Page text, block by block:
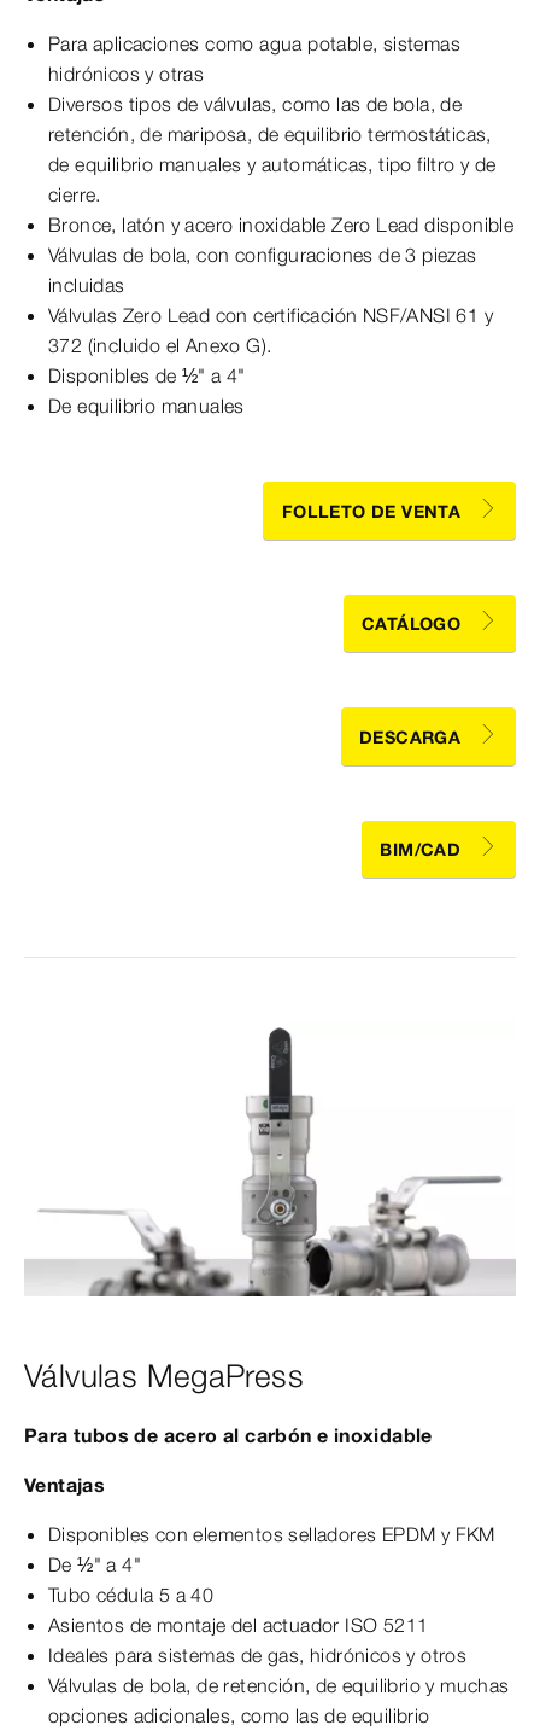
Para aplicaciones como agua potable, sistemas
hidrónicos y otras
Diversos tipos de válvulas, como las de bola, de
retención, de mariposa, de equilibrio termostáticas,
de equilibrio manuales y automáticas, tipo filtro y de
cierre.
Bronce, latón y acero inoxidable Zero Lead disponible
Válvulas de bola, con configuraciones de 3 piezas
incluidas
Válvulas Zero Lead con certificación NSF/ANSI 61 y
372 (incluido el Anexo G).
Disponibles de ½" a 4"
De equilibrio manuales
FOLLETO DE VENTA
CATÁLOGO
DESCARGA
BIM/CAD
Válvulas MegaPress
Para tubos de acero al carbón e inoxidable
Ventajas
Disponibles con elementos selladores EPDM y FKM
De ½" a 4"
Tubo cédula 5 a 40
Asientos de montaje del actuador ISO 5211
Ideales para sistemas de gas, hidrónicos y otros
Válvulas de bola, de retención, de equilibrio y muchas
opciones adicionales, como las de equilibrio